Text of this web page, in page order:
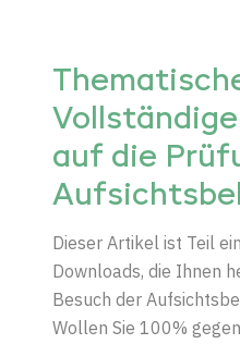
auf die
Dieser Artikel ist Teil
Downloads, die Ihnen
Besuch der
Wollen Sie 100%